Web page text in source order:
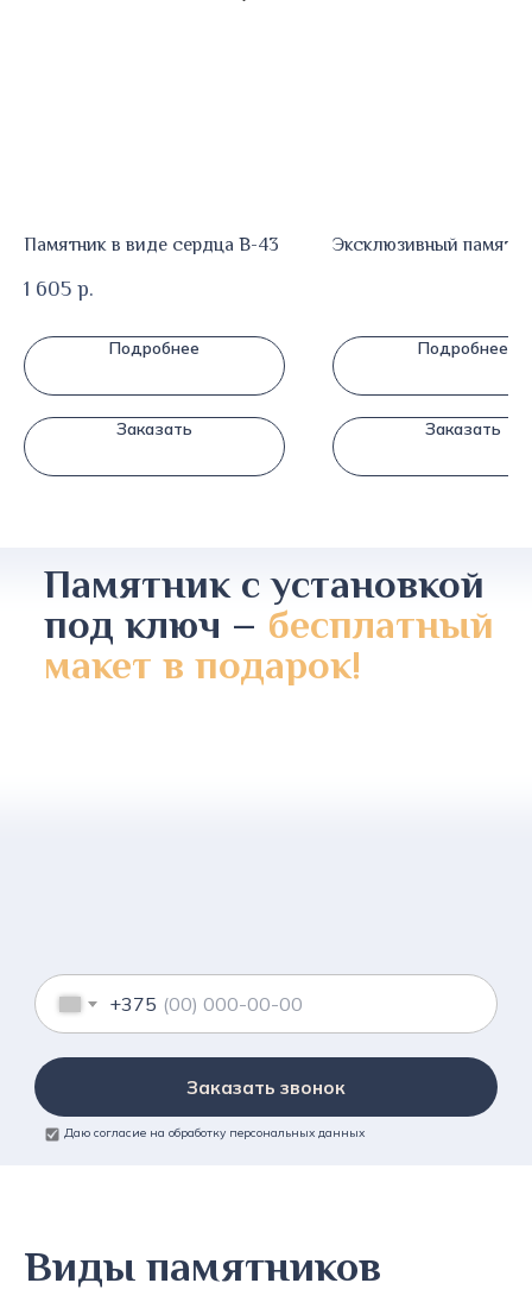
Памятник в виде сердца В-43
1 605 р.
Подробнее
Заказать
Эксклюзивный
Подробнее
Заказать
Памятник с установкой
под ключ – бесплатный
макет в подарок!
+375
Заказать звонок
Даю согласие на обработку персональных данных
Виды памятников